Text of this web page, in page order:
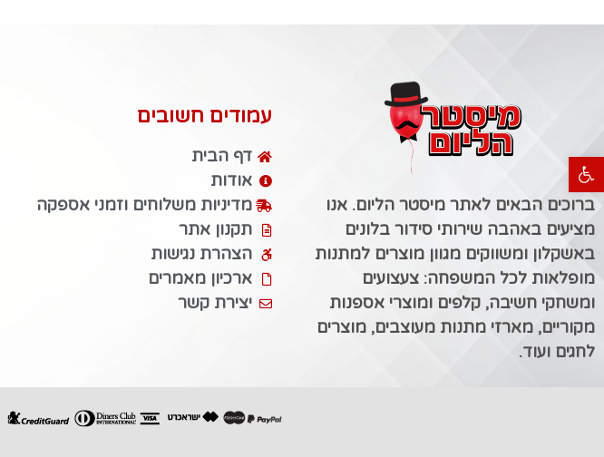
פתח סרגל נגישות
ברוכים הבאים לאתר מיסטר הליום. אנו
מציעים באהבה שירותי סידור בלונים
באשקלון ומשווקים מגוון מוצרים למתנות
מופלאות לכל המשפחה: צעצועים
ומשחקי חשיבה, קלפים ומוצרי אספנות
מקוריים, מארזי מתנות מעוצבים, מוצרים
לחגים ועוד.
עמודים חשובים
דף הבית
אודות
מדיניות משלוחים וזמני אספקה
תקנון אתר
הצהרת נגישות
ארכיון מאמרים
יצירת קשר